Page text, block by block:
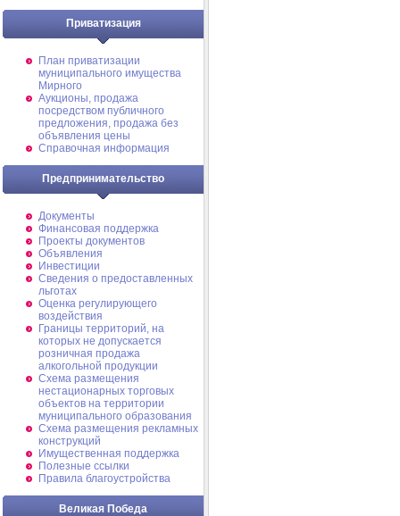
Приватизация
План приватизации
муниципального имущества
Мирного
Аукционы, продажа
посредством публичного
предложения, продажа без
объявления цены
Справочная информация
Предпринимательство
Документы
Финансовая поддержка
Проекты документов
Объявления
Инвестиции
Сведения о предоставленных
льготах
Оценка регулирующего
воздействия
Границы территорий, на
которых не допускается
розничная продажа
алкогольной продукции
Схема размещения
нестационарных торговых
объектов на территории
муниципального образования
Схема размещения рекламных
конструкций
Имущественная поддержка
Полезные ссылки
Правила благоустройства
Великая Победа